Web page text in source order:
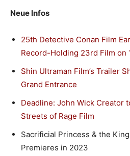
Neue Infos
25th Detective Conan Film
Record-Holding 23rd Film on
Shin Ultraman Film’s Trailer
Grand Entrance
Deadline: John Wick Creator
Streets of Rage Film
Sacrificial Princess & the
Premieres in 2023